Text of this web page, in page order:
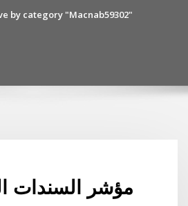
by category "Macnab59302"
مؤشر السندات